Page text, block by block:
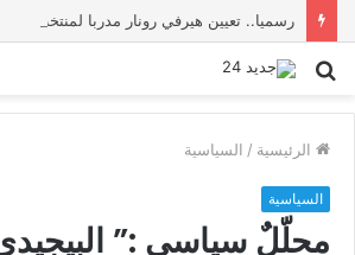
رسميا.. تعيين هيرفي رونار مدربا لمنتخب كوت
بحث
الرئيسية / السياسية
السياسية
محلّلٌ سياسي :”